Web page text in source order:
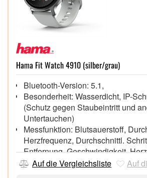
Hama Fit Watch 4910 (silber/grau)
Bluetooth-Version: 5.1,
Besonderheit: Wasserdicht, IP-
(Schutz gegen Staubeintritt und
Untertauchen)
Messfunktion: Blutsauerstoff,
Herzfrequenz, Durchschnittl.
Entfernung, Geschwindigkeit,
Kalorienverbrennung, SWOLF,
Auf die Vergleichsliste Auf